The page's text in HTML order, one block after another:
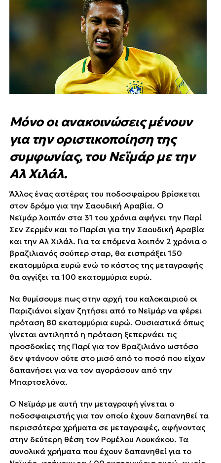
Μόνο οι ανακοινώσεις μένουν
για την οριστικοποίηση της
συμφωνίας, του Νεϊμάρ με την
Αλ Χιλάλ.
Άλλος ένας αστέρας του ποδοσφαίρου βρίσκεται
στον δρόμο για την Σαουδική Αραβία. Ο
Νεϊμάρ λοιπόν στα 31 του χρόνια αφήνει την Παρί
Σεν Ζερμέν και το Παρίσι για την Σαουδική Αραβία
και την Αλ Χιλάλ. Για τα επόμενα λοιπόν 2 χρόνια ο
βραζιλιανός σούπερ σταρ, θα εισπράξει 150
εκατομμύρια ευρώ ενώ το κόστος της μεταγραφής
θα αγγίξει τα 100 εκατομμύρια ευρώ.
Να θυμίσουμε πως στην αρχή του καλοκαιριού οι
Παριζιάνοι είχαν ζητήσει από το Νεϊμάρ να φέρει
πρόταση 80 εκατομμύρια ευρώ. Ουσιαστικά όπως
γίνεται αντιληπτό η πρόταση ξεπερνάει τις
προσδοκίες της Παρί για τον Βραζιλιάνο ωστόσο
δεν φτάνουν ούτε στο μισό από το ποσό που είχαν
δαπανήσει για να τον αγοράσουν από την
Μπαρτσελόνα.
Ο Νεϊμάρ με αυτή την μεταγραφή γίνεται ο
ποδοσφαιριστής για τον οποίο έχουν δαπανηθεί τα
περισσότερα χρήματα σε μεταγραφές, αφήνοντας
στην δεύτερη θέση τον Ρομέλου Λουκάκου. Τα
συνολικά χρήματα που έχουν δαπανηθεί για το